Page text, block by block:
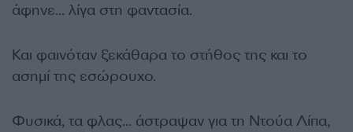
άφηνε… λίγα στη φαντασία.
Και φαινόταν ξεκάθαρα το στήθος της και το
ασημί της εσώρουχο.
Φυσικά, τα φλας… άστραψαν για τη Ντούα Λίπα,